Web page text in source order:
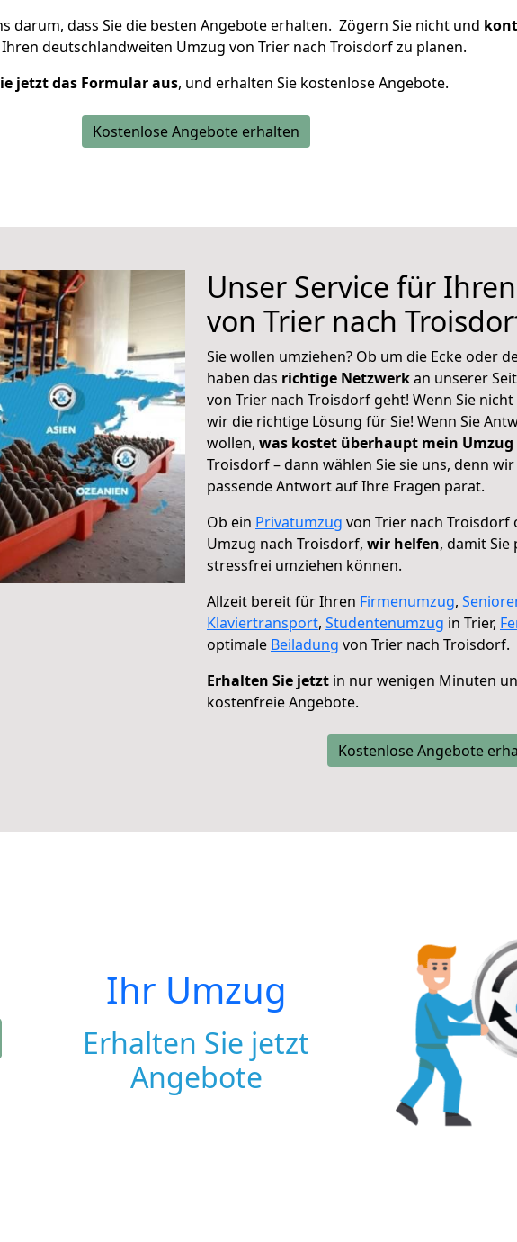
darum, dass Sie die besten Angebote erhalten. Zögern Sie nicht und
deutschlandweiten Umzug von Trier nach Troisdorf zu planen.
jetzt das Formular aus, und erhalten Sie kostenlose Angebote.
Kostenlose Angebote erhalten
Unser Service für
von Trier nach
Sie wollen umziehen? Ob um die Ecke oder
haben das richtige Netzwerkan unserer
von Trier nach Troisdorf geht! Wenn Sie
wir die richtige Lösung für Sie! Wenn Sie
wollen, was kostet überhaupt mein Umzug
Troisdorf – dann wählen Sie sie uns, denn
passende Antwort auf Ihre Fragen parat.
Ob ein Privatumzug von Trier nach
Umzug nach Troisdorf, wir helfen, damit
stressfrei umziehen können.
Allzeit bereit für Ihren Firmenumzug,
Klaviertransport, Studentenumzug in Trier,
optimale Beiladung von Trier nach Troisdorf.
Erhalten Sie jetzt in nur wenigen Minuten
kostenfreie Angebote.
Kostenlose Angebote
Ihr Umzug
Erhalten Sie jetzt
Angebote